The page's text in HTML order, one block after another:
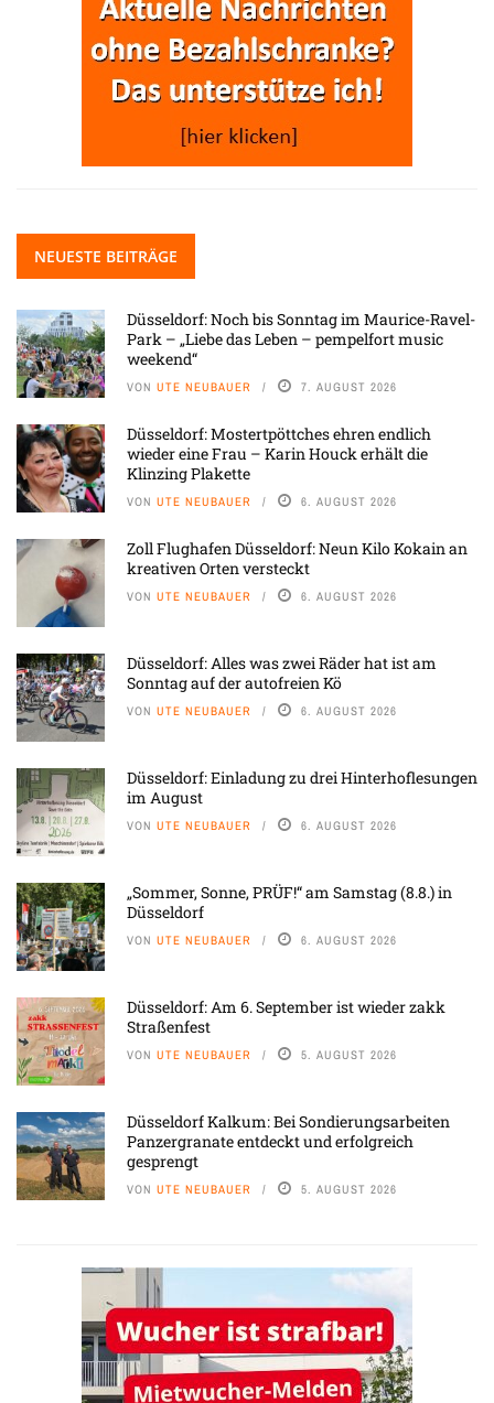
NEUESTE BEITRÄGE
Düsseldorf: Noch bis Sonntag im Maurice-Ravel-
Park – „Liebe das Leben – pempelfort music
weekend“
VON UTE NEUBAUER 7. AUGUST 2026
Düsseldorf: Mostertpöttches ehren endlich
wieder eine Frau – Karin Houck erhält die
Klinzing Plakette
VON UTE NEUBAUER 6. AUGUST 2026
Zoll Flughafen Düsseldorf: Neun Kilo Kokain an
kreativen Orten versteckt
VON UTE NEUBAUER 6. AUGUST 2026
Düsseldorf: Alles was zwei Räder hat ist am
Sonntag auf der autofreien Kö
VON UTE NEUBAUER 6. AUGUST 2026
Düsseldorf: Einladung zu drei Hinterhoflesungen
im August
VON UTE NEUBAUER 6. AUGUST 2026
„Sommer, Sonne, PRÜF!“ am Samstag (8.8.) in
Düsseldorf
VON UTE NEUBAUER 6. AUGUST 2026
Düsseldorf: Am 6. September ist wieder zakk
Straßenfest
VON UTE NEUBAUER 5. AUGUST 2026
Düsseldorf Kalkum: Bei Sondierungsarbeiten
Panzergranate entdeckt und erfolgreich
gesprengt
VON UTE NEUBAUER 5. AUGUST 2026